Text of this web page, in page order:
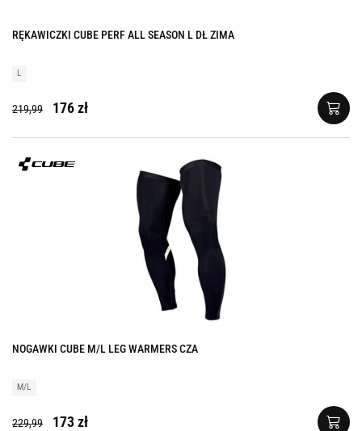
RĘKAWICZKI CUBE PERF ALL SEASON L DŁ ZIMA
L
219,99 176 zł
NOGAWKI CUBE M/L LEG WARMERS CZA
M/L
229,99 173 zł